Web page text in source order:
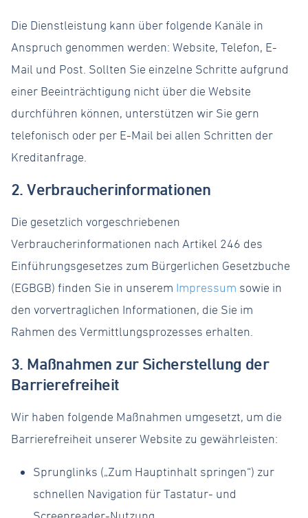
Die Dienstleistung kann über folgende Kanäle in
Anspruch genommen werden: Website, Telefon, E-
Mail und Post. Sollten Sie einzelne Schritte aufgrund
einer Beeinträchtigung nicht über die Website
durchführen können, unterstützen wir Sie gern
telefonisch oder per E-Mail bei allen Schritten der
Kreditanfrage.
2. Verbraucherinformationen
Die gesetzlich vorgeschriebenen
Verbraucherinformationen nach Artikel 246 des
Einführungsgesetzes zum Bürgerlichen Gesetzbuche
(EGBGB) finden Sie in unserem Impressum sowie in
den vorvertraglichen Informationen, die Sie im
Rahmen des Vermittlungsprozesses erhalten.
3. Maßnahmen zur Sicherstellung der
Barrierefreiheit
Wir haben folgende Maßnahmen umgesetzt, um die
Barrierefreiheit unserer Website zu gewährleisten:
Sprunglinks („Zum Hauptinhalt springen“) zur
schnellen Navigation für Tastatur- und